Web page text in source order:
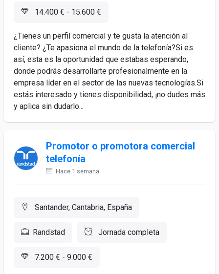
14.400 € - 15.600 €
¿Tienes un perfil comercial y te gusta la atención al
cliente? ¿Te apasiona el mundo de la telefonía?Si es
así, esta es la oportunidad que estabas esperando,
donde podrás desarrollarte profesionalmente en la
empresa líder en el sector de las nuevas tecnologías.Si
estás interesado y tienes disponibilidad, ¡no dudes más
y aplica sin dudarlo...
Promotor o promotora comercial
telefonía
Hace 1 semana
Santander, Cantabria, España
Randstad Jornada completa
7.200 € - 9.000 €